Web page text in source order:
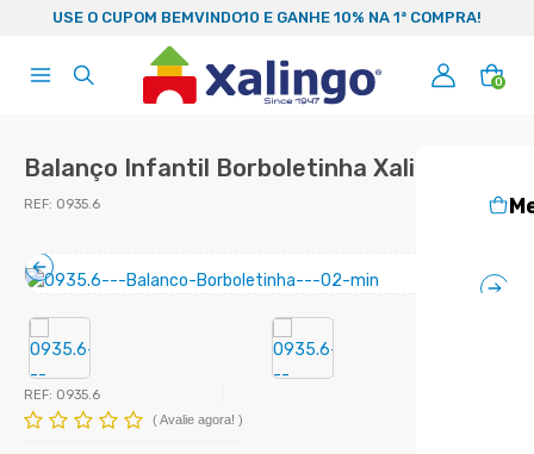
USE O CUPOM BEMVINDO10 E GANHE 10% NA 1ª COMPRA!
0
Balanço Infantil Borboletinha Xalingo
REF: 0935.6
REF: 0935.6
(Avalie agora! )